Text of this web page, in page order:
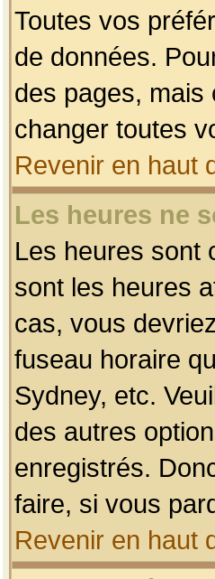
Toutes vos
de données.
des pages, mais
changer toutes
Revenir en haut
Les heures ne
Les heures sont
sont les heures
cas, vous
fuseau horaire
Sydney, etc.
des autres
enregistrés.
faire, si vous
Revenir en haut